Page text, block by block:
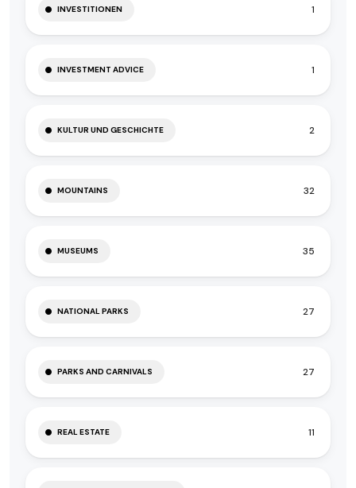
INVESTITIONEN 1
INVESTMENT ADVICE 1
KULTUR UND GESCHICHTE 2
MOUNTAINS 32
MUSEUMS 35
NATIONAL PARKS 27
PARKS AND CARNIVALS 27
REAL ESTATE 11